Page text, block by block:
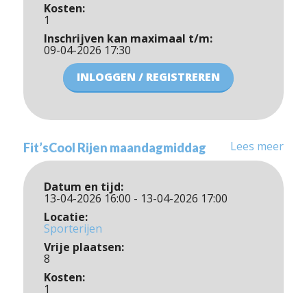
Kosten:
1
Inschrijven kan maximaal t/m:
09-04-2026 17:30
INLOGGEN / REGISTREREN
Fit’sCool Rijen maandagmiddag Lees meer
Datum en tijd:
13-04-2026 16:00 - 13-04-2026 17:00
Locatie:
Sporterijen
Vrije plaatsen:
8
Kosten:
1